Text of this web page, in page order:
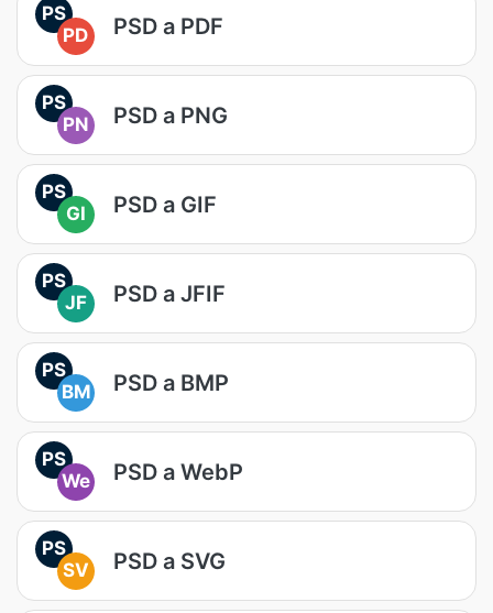
PS
PD
PSD a PDF
PS
PN
PSD a PNG
PS
GI
PSD a GIF
PS
JF
PSD a JFIF
PS
BM
PSD a BMP
PS
We
PSD a WebP
PS
SV
PSD a SVG